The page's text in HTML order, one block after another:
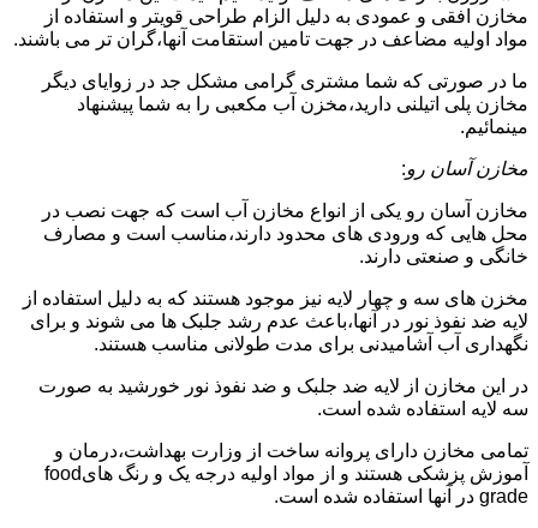
مخازن افقی و عمودی به دلیل الزام طراحی قویتر و استفاده از
مواد اولیه مضاعف در جهت تامین استقامت آنها،گران تر می باشند.
ما در صورتی که شما مشتری گرامی مشکل جد در زوایای دیگر
مخازن پلی اتیلنی دارید،مخزن آب مکعبی را به شما پیشنهاد
مینمائیم.
مخازن آسان رو:
مخازن آسان رو یکی از انواع مخازن آب است که جهت نصب در
محل هایی که ورودی های محدود دارند،مناسب است و مصارف
خانگی و صنعتی دارند.
مخزن های سه و چهار لایه نیز موجود هستند که به دلیل استفاده از
لایه ضد نفوذ نور در آنها،باعث عدم رشد جلبک ها می شوند و برای
نگهداری آب آشامیدنی برای مدت طولانی مناسب هستند.
در این مخازن از لایه ضد جلبک و ضد نفوذ نور خورشید به صورت
سه لایه استفاده شده است.
تمامی مخازن دارای پروانه ساخت از وزارت بهداشت،درمان و
آموزش پزشکی هستند و از مواد اولیه درجه یک و رنگ هایfood
grade در آنها استفاده شده است.